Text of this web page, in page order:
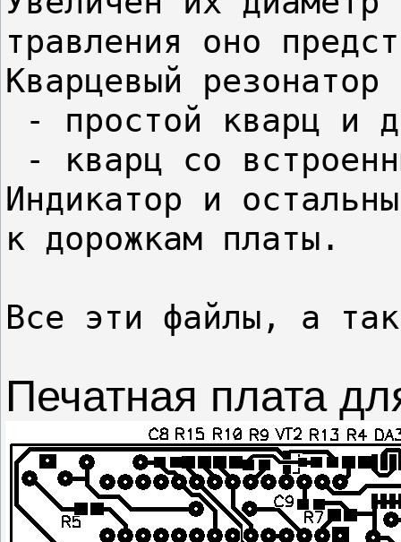
травления оно
Кварцевый
- простой кварц и
- кварц со
Индикатор и
к дорожкам платы.
Печатная плата